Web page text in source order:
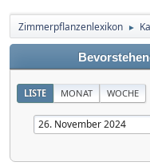
Zimmerpflanzenlexikon ►
LISTE MONAT WOCHE